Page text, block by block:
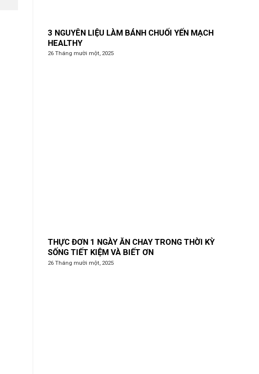
3 NGUYÊN LIỆU LÀM BÁNH CHUỐI YẾN MẠCH
HEALTHY
26 Tháng mười một, 2025
THỰC ĐƠN 1 NGÀY ĂN CHAY TRONG THỜI KỲ
SỐNG TIẾT KIỆM VÀ BIẾT ƠN
26 Tháng mười một, 2025